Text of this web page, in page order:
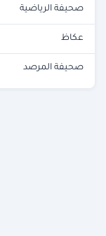
صحيفة الرياضية
عكاظ
صحيفة المرصد